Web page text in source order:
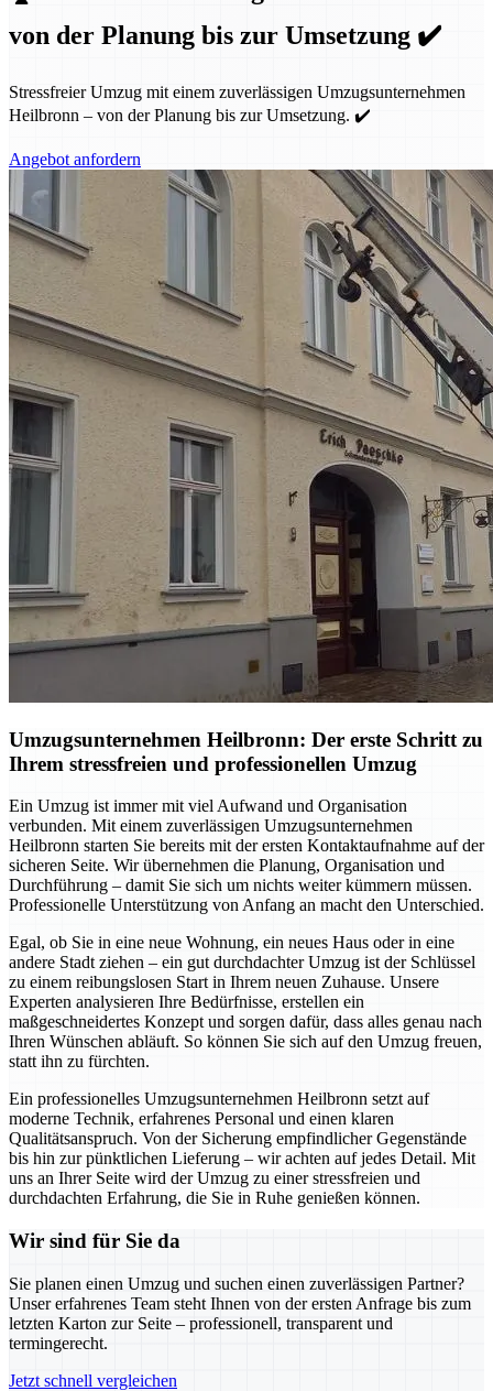
von der Planung bis zur Umsetzung ✔️
Stressfreier Umzug mit einem zuverlässigen Umzugsunternehmen
Heilbronn – von der Planung bis zur Umsetzung. ✔️
Angebot anfordern
Umzugsunternehmen Heilbronn: Der erste Schritt zu
Ihrem stressfreien und professionellen Umzug
Ein Umzug ist immer mit viel Aufwand und Organisation
verbunden. Mit einem zuverlässigen Umzugsunternehmen
Heilbronn starten Sie bereits mit der ersten Kontaktaufnahme auf der
sicheren Seite. Wir übernehmen die Planung, Organisation und
Durchführung – damit Sie sich um nichts weiter kümmern müssen.
Professionelle Unterstützung von Anfang an macht den Unterschied.
Egal, ob Sie in eine neue Wohnung, ein neues Haus oder in eine
andere Stadt ziehen – ein gut durchdachter Umzug ist der Schlüssel
zu einem reibungslosen Start in Ihrem neuen Zuhause. Unsere
Experten analysieren Ihre Bedürfnisse, erstellen ein
maßgeschneidertes Konzept und sorgen dafür, dass alles genau nach
Ihren Wünschen abläuft. So können Sie sich auf den Umzug freuen,
statt ihn zu fürchten.
Ein professionelles Umzugsunternehmen Heilbronn setzt auf
moderne Technik, erfahrenes Personal und einen klaren
Qualitätsanspruch. Von der Sicherung empfindlicher Gegenstände
bis hin zur pünktlichen Lieferung – wir achten auf jedes Detail. Mit
uns an Ihrer Seite wird der Umzug zu einer stressfreien und
durchdachten Erfahrung, die Sie in Ruhe genießen können.
Wir sind für Sie da
Sie planen einen Umzug und suchen einen zuverlässigen Partner?
Unser erfahrenes Team steht Ihnen von der ersten Anfrage bis zum
letzten Karton zur Seite – professionell, transparent und
termingerecht.
Jetzt schnell vergleichen